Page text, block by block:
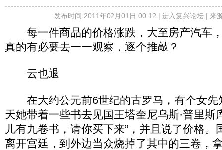
发布时间:2011年02月01日 00:12 | 进入复兴论坛| 来
每一件商品的价格涨跌，大至房产汽车
真的有必要去一一观察，逐个推敲？
云也退
在大约公元前6世纪的古罗马，有个女先
天她带着一些书去见国王塔奎尼乌斯·普里斯
儿有九卷书，请你买下来”，并且说了价格。
离开宫廷，到外边当众烧掉了其中的三卷，